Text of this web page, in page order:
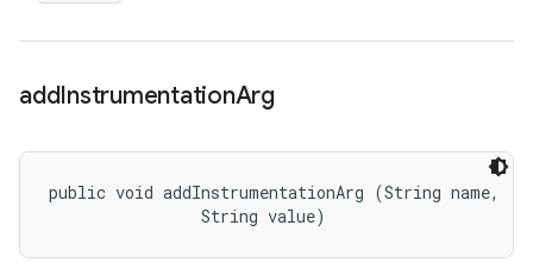
addInstrumentationArg
public void addInstrumentationArg (String name,
                String value)